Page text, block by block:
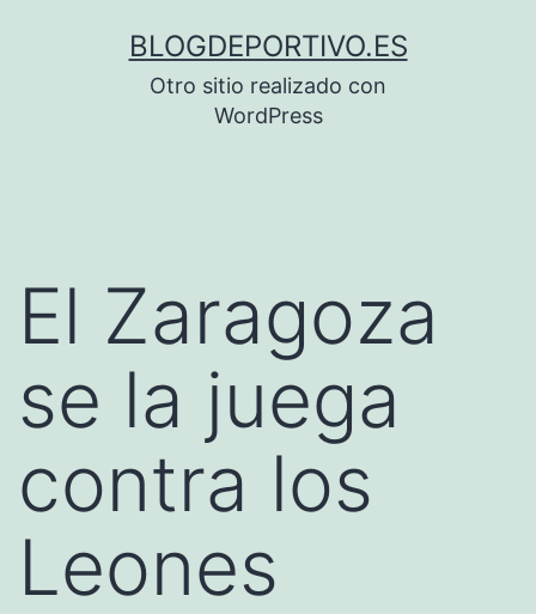
BLOGDEPORTIVO.ES
Otro sitio realizado con
WordPress
El Zaragoza
se la juega
contra los
Leones